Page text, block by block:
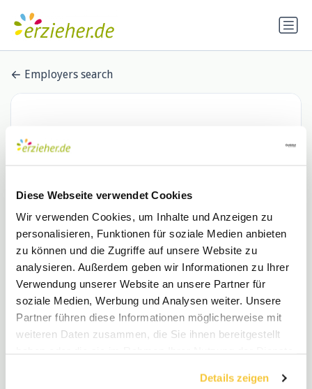
Diese Webseite verwendet Cookies
Wir verwenden Cookies, um Inhalte und Anzeigen zu
personalisieren, Funktionen für soziale Medien anbieten
zu können und die Zugriffe auf unsere Website zu
analysieren. Außerdem geben wir Informationen zu Ihrer
Verwendung unserer Website an unsere Partner für
soziale Medien, Werbung und Analysen weiter. Unsere
Partner führen diese Informationen möglicherweise mit
weiteren Daten zusammen, die Sie ihnen bereitgestellt
Details zeigen
Employers search
Bethel.regional
0 Stellenangebote